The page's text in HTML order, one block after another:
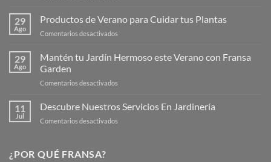
Nueva
de
29
Ago
Productos de Verano para Cuidar tus Plantas
Comentarios desactivados
de
Verano
Plantas
29
Ago
Mantén tu Jardín Hermoso este Verano con Fransa
Garden
Comentarios desactivados
tu
Jardín
11
Jul
Descubre Nuestros Servicios En Jardinería
Comentarios desactivados
¿POR QUÉ FRANSA?